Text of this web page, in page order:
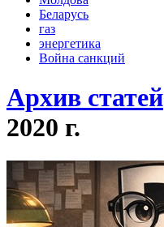
Беларусь
газ
энергетика
Война санкций
Архив статей
2020 г.